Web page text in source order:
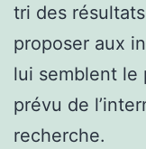
tri des
proposer aux
lui semblent le
prévu de
recherche.